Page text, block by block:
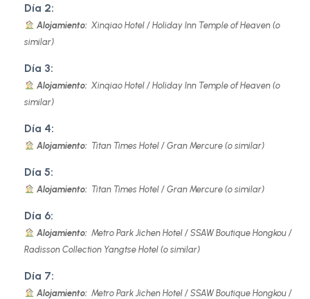
Día 2:
Alojamiento: Xinqiao Hotel / Holiday Inn Temple of Heaven (o
similar)
Día 3:
Alojamiento: Xinqiao Hotel / Holiday Inn Temple of Heaven (o
similar)
Día 4:
Alojamiento: Titan Times Hotel / Gran Mercure (o similar)
Día 5:
Alojamiento: Titan Times Hotel / Gran Mercure (o similar)
Día 6:
Alojamiento: Metro Park Jichen Hotel / SSAW Boutique Hongkou /
Radisson Collection Yangtse Hotel (o similar)
Día 7:
Alojamiento: Metro Park Jichen Hotel / SSAW Boutique Hongkou /